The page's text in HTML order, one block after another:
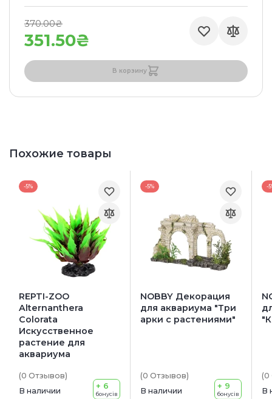
351.50₴
370.00₴
В корзину
Похожие товары
-5%
REPTI-ZOO
Alternanthera
Colorata
Искусственное
растение для
аквариума
(0 Отзывов)
В наличии
+ 6
бонусів
-5%
NOBBY Декорация
для аквариума "Три
арки с растениями"
(0 Отзывов)
В наличии
+ 9
бонусів
-
(0
В